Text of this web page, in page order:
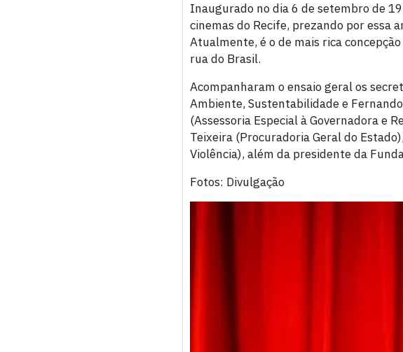
Inaugurado no dia 6 de setembro de
cinemas do Recife, prezando por essa
Atualmente, é o de mais rica
rua do Brasil.
Acompanharam o ensaio geral os
Ambiente, Sustentabilidade e
(Assessoria Especial à Governadora e
Teixeira (Procuradoria Geral do
Violência), além da presidente da
Fotos: Divulgação